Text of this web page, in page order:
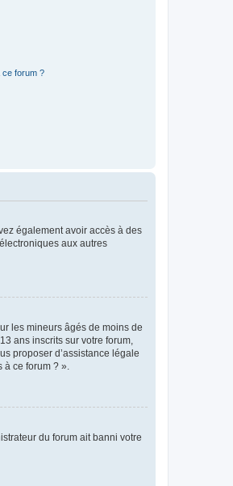
ce forum ?
également avoir accès à des
aux autres
les mineurs âgés de moins de
ans inscrits sur votre forum,
proposer d’assistance légale
ce forum ? ».
du forum ait banni votre